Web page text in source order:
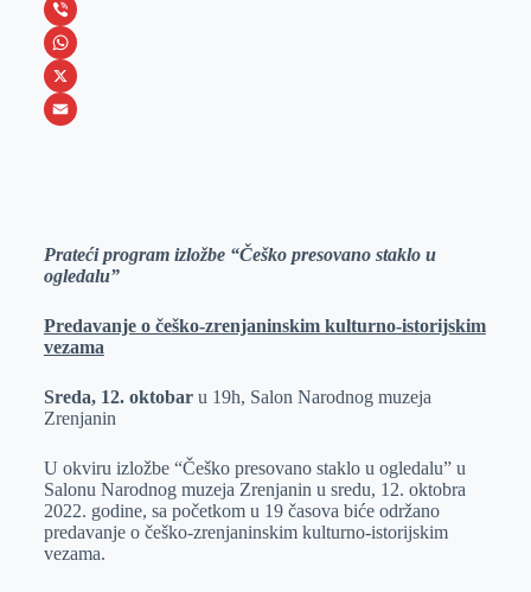
c
e
b
o
e
s
s
e
L
i
n
k
V
i
b
W
h
p
X
l
Prateći program izložbe “Češko presovano staklo u
ogledalu”
Predavanje o češko-zrenjaninskim kulturno-istorijskim
vezama
Sreda, 12. oktobaru 19h, Salon Narodnog muzeja
Zrenjanin
U okviru izložbe “Češko presovano staklo u ogledalu” u
Salonu Narodnog muzeja Zrenjanin u sredu, 12. oktobra
2022. godine, sa početkom u 19 časova biće održano
predavanje o češko-zrenjaninskim kulturno-istorijskim
vezama.